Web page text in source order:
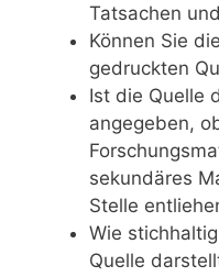
Tatsachen
Können Sie
gedruckten
Ist die Quelle
angegeben,
sekundäres
Stelle
Wie
Quelle